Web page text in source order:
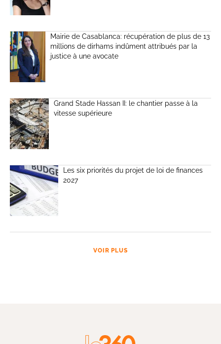
Mairie de Casablanca: récupération de plus de 13
millions de dirhams indûment attribués par la
justice à une avocate
Grand Stade Hassan II: le chantier passe à la
vitesse supérieure
Les six priorités du projet de loi de finances
2027
VOIR PLUS